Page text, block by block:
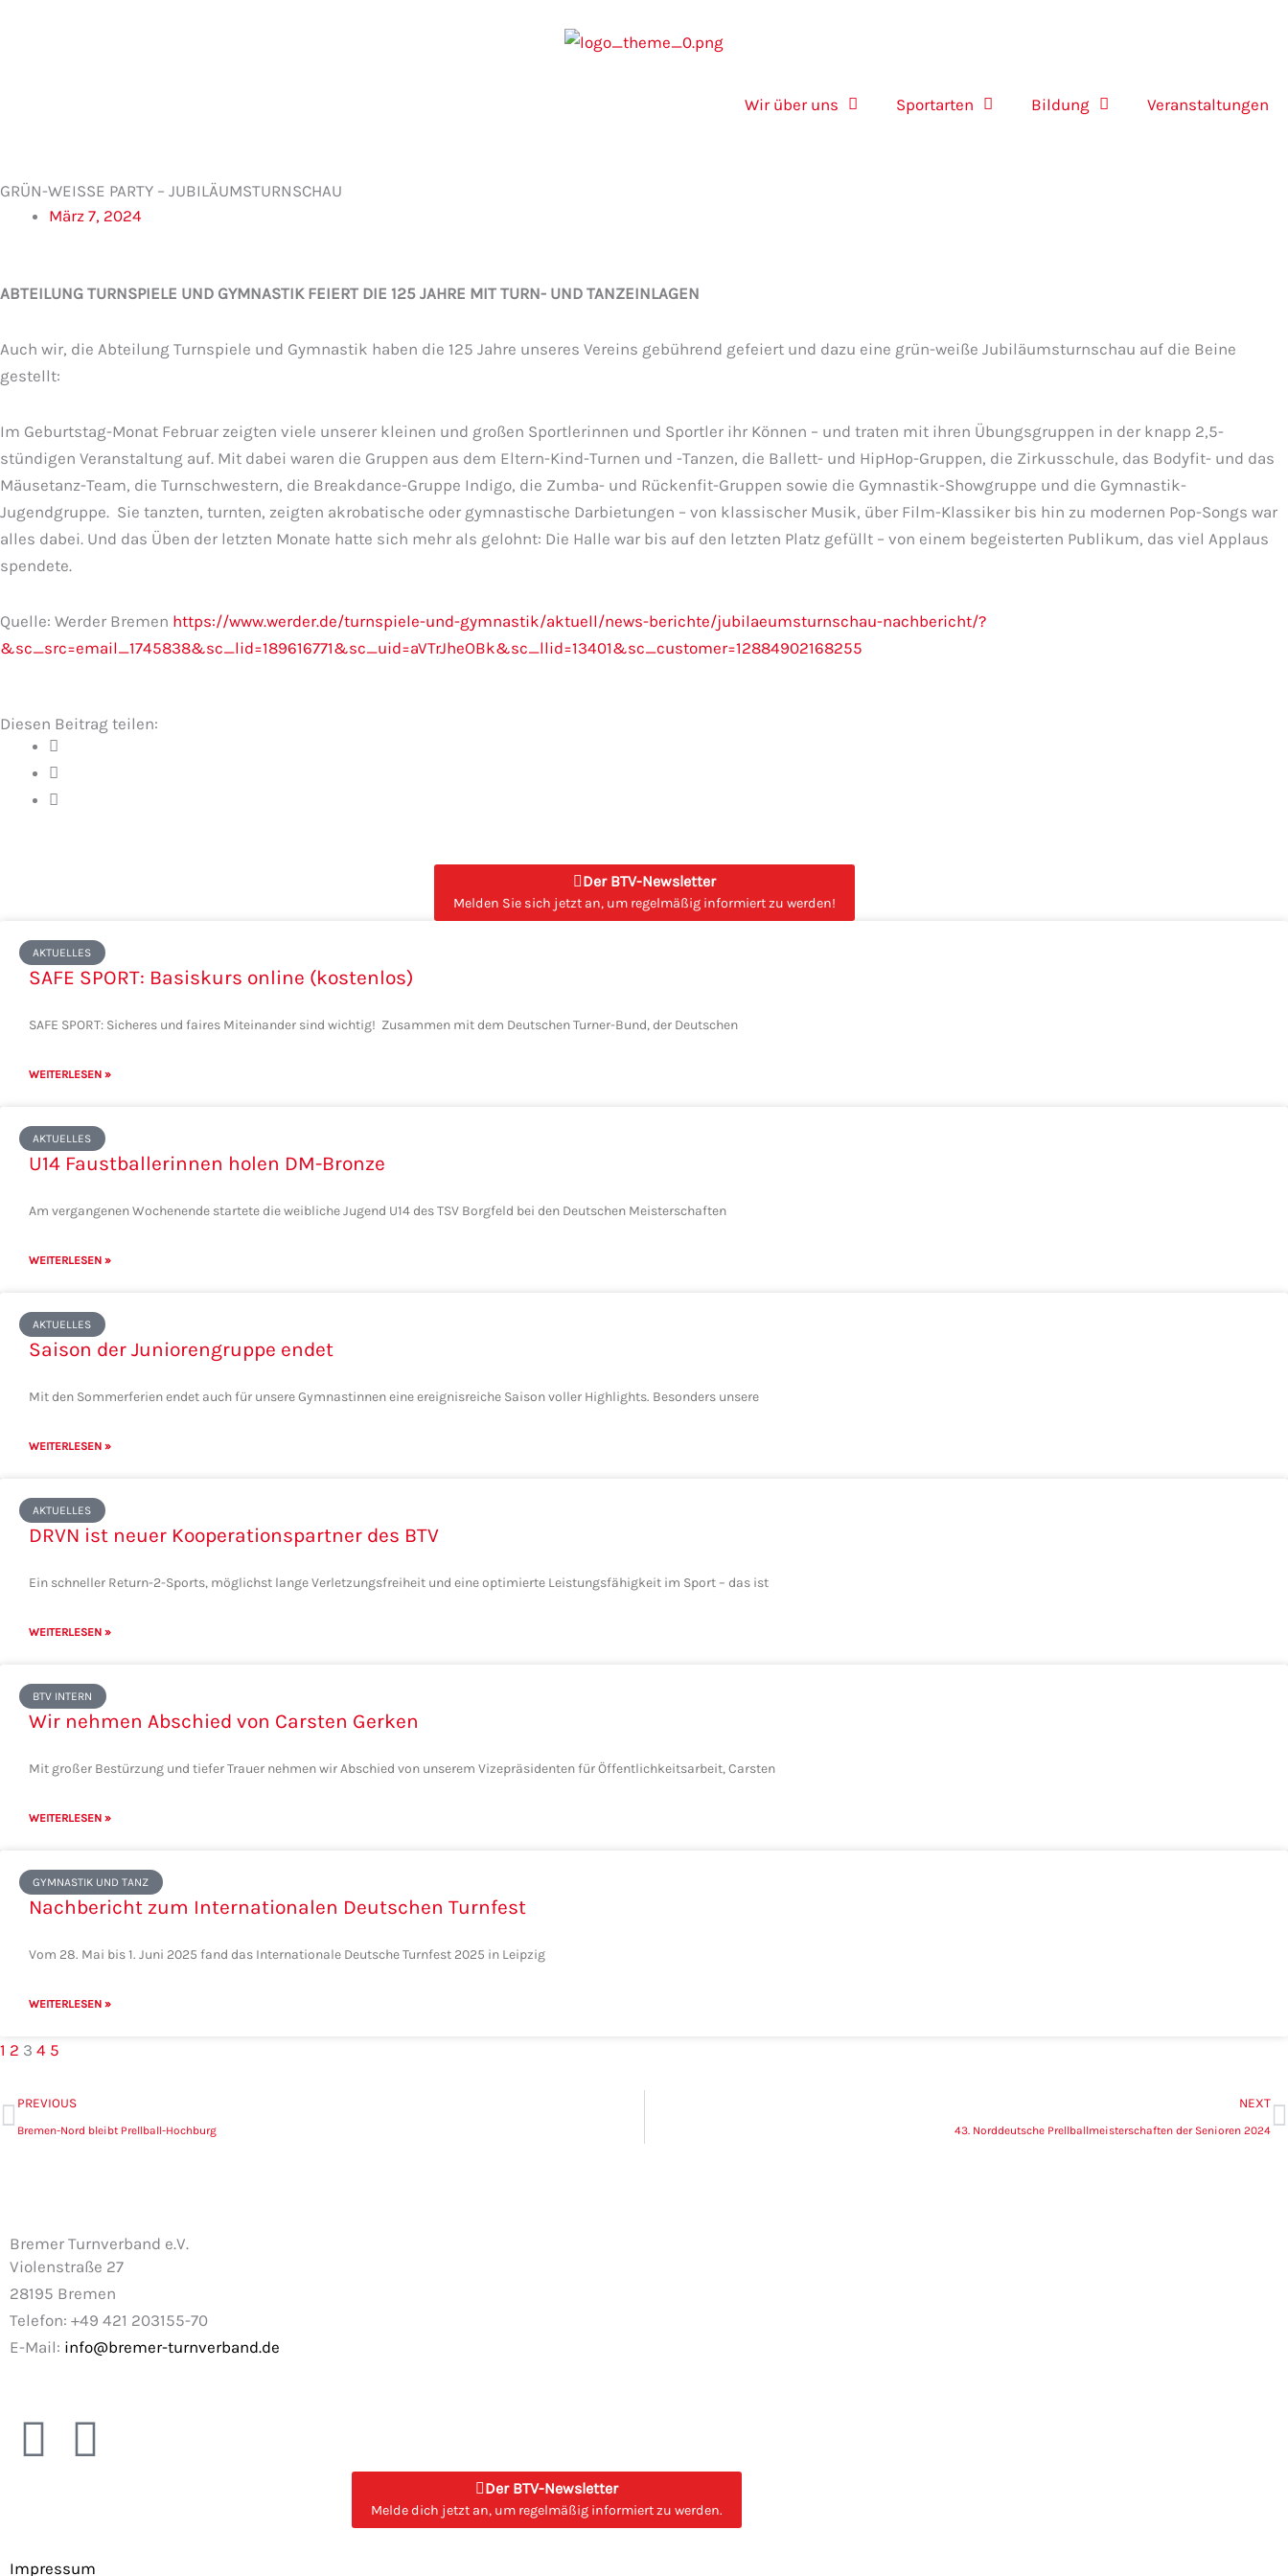
Wir über uns
Sportarten Bildung Veranstaltungen
GRÜN-WEISSE PARTY – JUBILÄUMSTURNSCHAU
März 7, 2024
ABTEILUNG TURNSPIELE UND GYMNASTIK FEIERT DIE 125 JAHRE MIT TURN- UND TANZEINLAGEN
Auch wir, die Abteilung Turnspiele und Gymnastik haben die 125 Jahre unseres Vereins gebührend gefeiert und dazu eine grün-weiße Jubiläumsturnschau auf die Beine
gestellt:
Im Geburtstag-Monat Februar zeigten viele unserer kleinen und großen Sportlerinnen und Sportler ihr Können – und traten mit ihren Übungsgruppen in der knapp 2,5-
stündigen Veranstaltung auf. Mit dabei waren die Gruppen aus dem Eltern-Kind-Turnen und -Tanzen, die Ballett- und HipHop-Gruppen, die Zirkusschule, das Bodyfit- und das
Mäusetanz-Team, die Turnschwestern, die Breakdance-Gruppe Indigo, die Zumba- und Rückenfit-Gruppen sowie die Gymnastik-Showgruppe und die Gymnastik-
Jugendgruppe. Sie tanzten, turnten, zeigten akrobatische oder gymnastische Darbietungen – von klassischer Musik, über Film-Klassiker bis hin zu modernen Pop-Songs war
alles dabei. Und das Üben der letzten Monate hatte sich mehr als gelohnt: Die Halle war bis auf den letzten Platz gefüllt – von einem begeisterten Publikum, das viel Applaus
spendete.
Quelle: Werder Bremen https://www.werder.de/turnspiele-und-gymnastik/aktuell/news-berichte/jubilaeumsturnschau-nachbericht/?
&sc_src=email_1745838&sc_lid=189616771&sc_uid=aVTrJheOBk&sc_llid=13401&sc_customer=12884902168255
Diesen Beitrag teilen:
Der BTV-Newsletter
Melden Sie sich jetzt an, um regelmäßig informiert zu werden!
AKTUELLES
SAFE SPORT: Basiskurs online (kostenlos)
SAFE SPORT: Sicheres und faires Miteinander sind wichtig! Zusammen mit dem Deutschen Turner-Bund, der Deutschen
WEITERLESEN »
AKTUELLES
U14 Faustballerinnen holen DM-Bronze
Am vergangenen Wochenende startete die weibliche Jugend U14 des TSV Borgfeld bei den Deutschen Meisterschaften
WEITERLESEN »
AKTUELLES
Saison der Juniorengruppe endet
Mit den Sommerferien endet auch für unsere Gymnastinnen eine ereignisreiche Saison voller Highlights. Besonders unsere
WEITERLESEN »
AKTUELLES
DRVN ist neuer Kooperationspartner des BTV
Ein schneller Return-2-Sports, möglichst lange Verletzungsfreiheit und eine optimierte Leistungsfähigkeit im Sport – das ist
WEITERLESEN »
BTV INTERN
Wir nehmen Abschied von Carsten Gerken
Mit großer Bestürzung und tiefer Trauer nehmen wir Abschied von unserem Vizepräsidenten für Öffentlichkeitsarbeit, Carsten
WEITERLESEN »
GYMNASTIK UND TANZ
Nachbericht zum Internationalen Deutschen Turnfest
Vom 28. Mai bis 1. Juni 2025 fand das Internationale Deutsche Turnfest 2025 in Leipzig
WEITERLESEN »
1 2 3 4 5
Zurück
PREVIOUS
Bremen-Nord bleibt Prellball-Hochburg
NEXT
43. Norddeutsche Prellballmeisterschaften der Senioren 2024
Bremer Turnverband e.V.
Violenstraße 27
28195 Bremen
Telefon: +49 421 203155-70
E-Mail: info@bremer-turnverband.de
F
I
Der BTV-Newsletter
Melde dich jetzt an, um regelmäßig informiert zu werden.
Impressum